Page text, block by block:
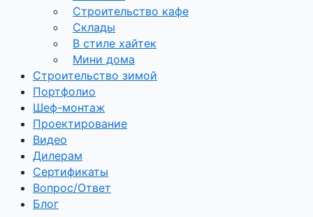
Строительство кафе
Склады
В стиле хайтек
Мини дома
Строительство зимой
Портфолио
Шеф-монтаж
Проектирование
Видео
Дилерам
Сертификаты
Вопрос/Ответ
Блог